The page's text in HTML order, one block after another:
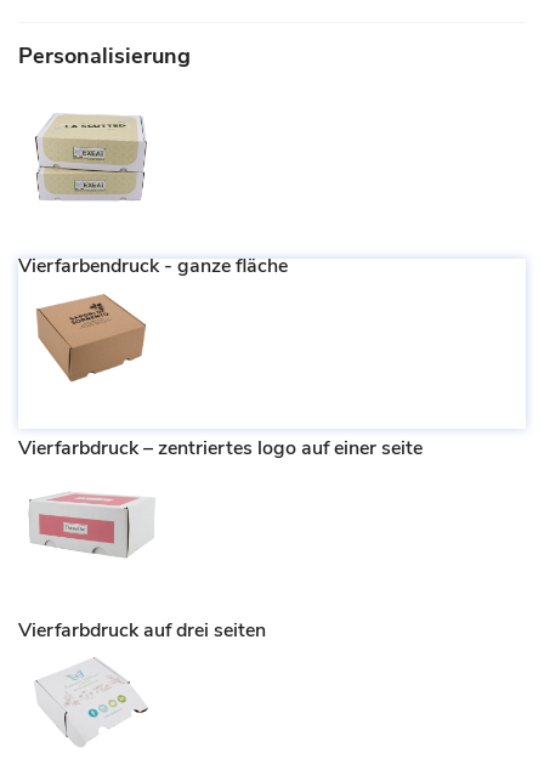
Personalisierung
Vierfarbendruck - ganze fläche
Vierfarbdruck – zentriertes logo auf einer seite
Vierfarbdruck auf drei seiten